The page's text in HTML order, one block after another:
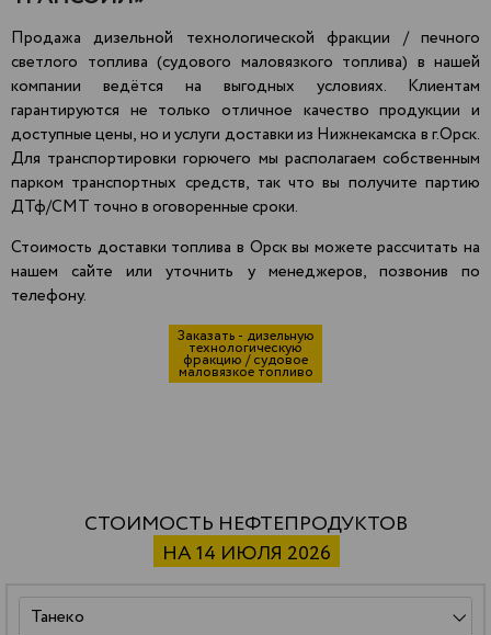
Продажа дизельной технологической фракции / печного
светлого топлива (судового маловязкого топлива) в нашей
компании ведётся на выгодных условиях. Клиентам
гарантируются не только отличное качество продукции и
доступные цены, но и услуги доставки из Нижнекамска в г.Орск.
Для транспортировки горючего мы располагаем собственным
парком транспортных средств, так что вы получите партию
ДТф/СМТ точно в оговоренные сроки.
Стоимость доставки топлива в Орск вы можете рассчитать на
нашем сайте или уточнить у менеджеров, позвонив по
телефону.
Заказать - дизельную
технологическую
фракцию / судовое
маловязкое топливо
СТОИМОСТЬ НЕФТЕПРОДУКТОВ
НА 14 ИЮЛЯ 2026